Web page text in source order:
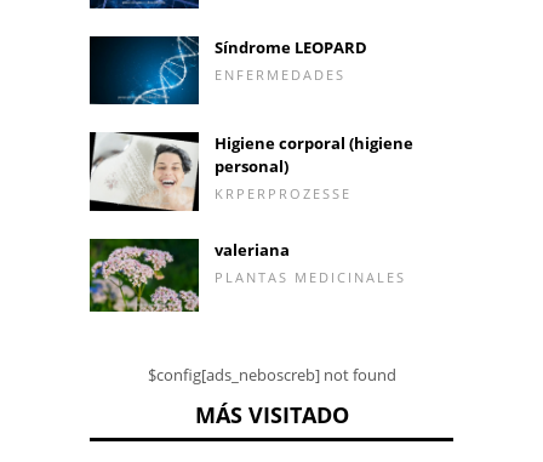
Síndrome LEOPARD
ENFERMEDADES
Higiene corporal (higiene
personal)
KRPERPROZESSE
valeriana
PLANTAS MEDICINALES
$config[ads_neboscreb] not found
MÁS VISITADO